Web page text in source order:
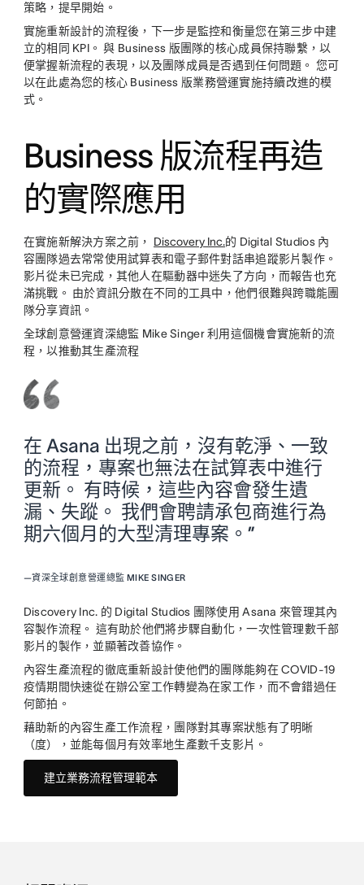
策略，提早開始。
實施重新設計的流程後，下一步是監控和衡量您在第三步中建
立的相同 KPI。 與 Business 版團隊的核心成員保持聯繫，以
便掌握新流程的表現，以及團隊成員是否遇到任何問題。 您可
以在此處為您的核心 Business 版業務營運實施持續改進的模
式。
Business 版流程再造
的實際應用
在實施新解決方案之前， Discovery Inc.的 Digital Studios 內
容團隊過去常常使用試算表和電子郵件對話串追蹤影片製作。
影片從未已完成，其他人在驅動器中迷失了方向，而報告也充
滿挑戰。 由於資訊分散在不同的工具中，他們很難與跨職能團
隊分享資訊。
全球創意營運資深總監 Mike Singer 利用這個機會實施新的流
程，以推動其生產流程
在 Asana 出現之前，沒有乾淨、一致
的流程，專案也無法在試算表中進行
更新。 有時候，這些內容會發生遺
漏、失蹤。 我們會聘請承包商進行為
期六個月的大型清理專案。”
—資深全球創意營運總監 MIKE SINGER
Discovery Inc. 的 Digital Studios 團隊使用 Asana 來管理其內
容製作流程。 這有助於他們將步驟自動化，一次性管理數千部
影片的製作，並顯著改善協作。
內容生產流程的徹底重新設計使他們的團隊能夠在 COVID-19
疫情期間快速從在辦公室工作轉變為在家工作，而不會錯過任
何節拍。
藉助新的內容生產工作流程，團隊對其專案狀態有了明晰
（度），並能每個月有效率地生產數千支影片。
建立業務流程管理範本